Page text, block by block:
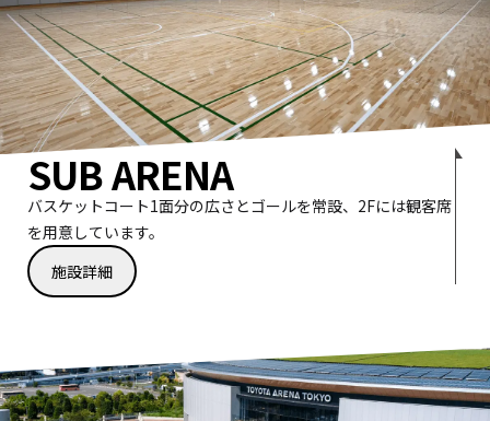
SUB ARENA
バスケットコート1面分の広さとゴールを常設、2Fには観客席
を用意しています。
施設詳細